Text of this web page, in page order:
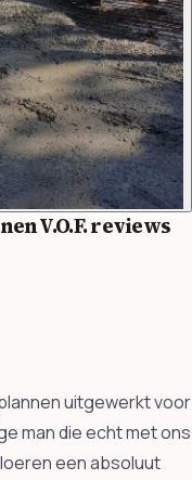
V.O.F. reviews
uitgewerkt voor
man die echt met ons
een absoluut